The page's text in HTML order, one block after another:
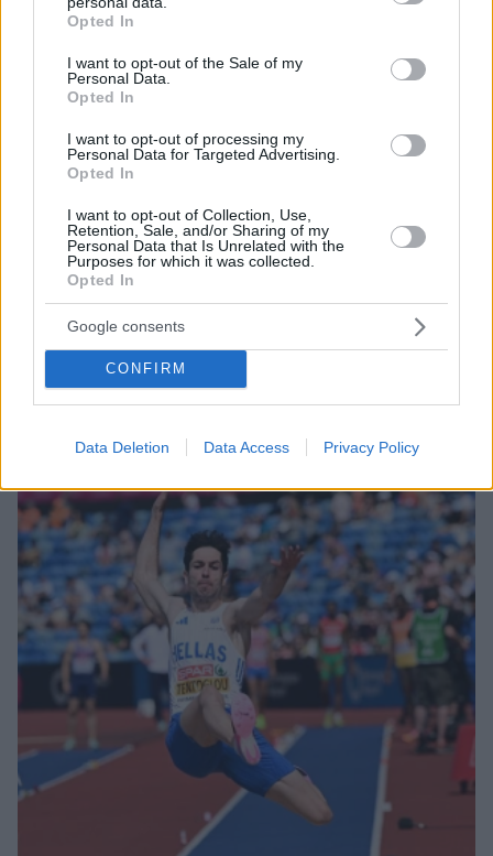
grant or deny consent to Google and its third-party tags to
use your data for below specified purposes in below Google
consent section.
Opted In
I want to opt-out of the Sale of my
Personal Data.
Opted In
I want to opt-out of processing my
Personal Data for Targeted Advertising.
Opted In
I want to opt-out of Collection, Use,
Retention, Sale, and/or Sharing of my
Personal Data that Is Unrelated with the
Purposes for which it was collected.
Opted In
Google consents
CONFIRM
Data Deletion Data Access Privacy Policy
Forbes: Οι καλύτεροι προορισμοί στον κόσμο για
να ζήσεις μετά την σύνταξη, ανάμεσά τους και
τέσσερις πόλεις της Ελλάδας
10.08.2026, 11:37